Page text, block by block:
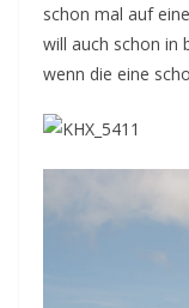
schon mal auf
will auch schon in
wenn die eine